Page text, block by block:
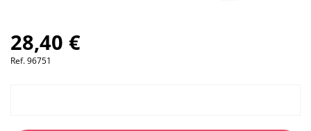
28,40 €
Ref.96751